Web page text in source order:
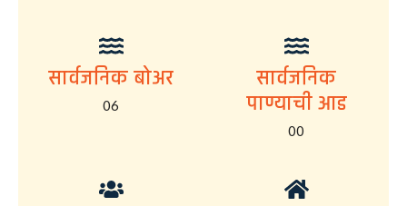
सार्वजनिक बोअर
06
सार्वजनिक
पाण्याची आड
00